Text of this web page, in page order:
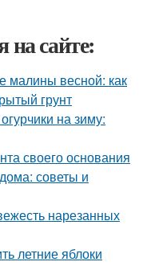
на сайте:
малины весной: как
грунт
на зиму:
своего основания
советы и
нарезанных
летние яблоки